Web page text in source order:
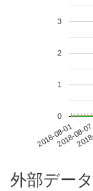
2018-08-012018-08-07
0
1
2
3
外部デー